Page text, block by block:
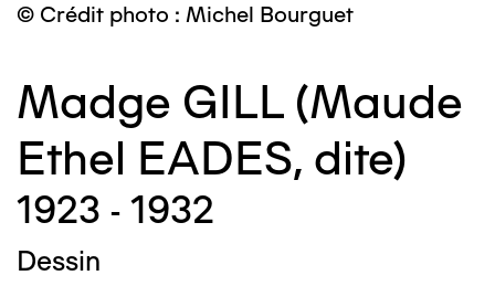
© Crédit photo : Michel Bourguet
Madge GILL (Maude
Ethel EADES, dite)
1923 - 1932
Dessin